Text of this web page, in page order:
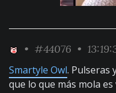
• #44076 •
Smartyle Owl. Pulseras
que lo que más mola es